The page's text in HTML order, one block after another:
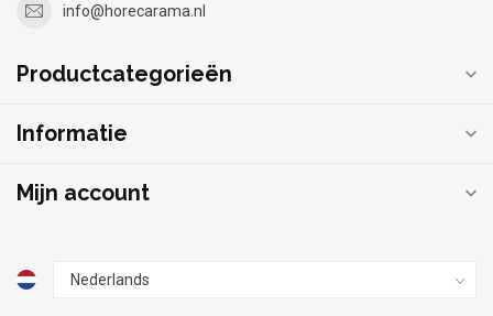
info@horecarama.nl
Productcategorieën
Informatie
Mijn account